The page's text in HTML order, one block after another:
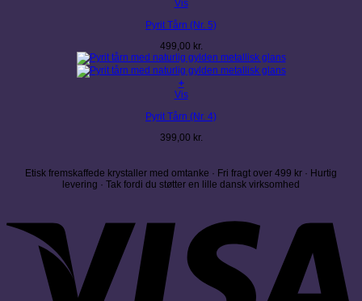
Vis
Pyrit Tårn (Nr. 5)
499,00 kr.
+
Vis
Pyrit Tårn (Nr. 4)
399,00 kr.
Etisk fremskaffede krystaller med omtanke · Fri fragt over 499 kr · Hurtig
levering · Tak fordi du støtter en lille dansk virksomhed